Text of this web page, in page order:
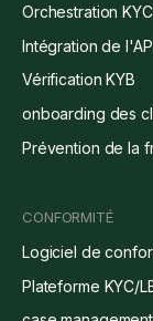
Orchestration KYC
Intégration de
Vérification KYB
onboarding des
Prévention de la
CONFORMITÉ
Logiciel de
Plateforme KYC/